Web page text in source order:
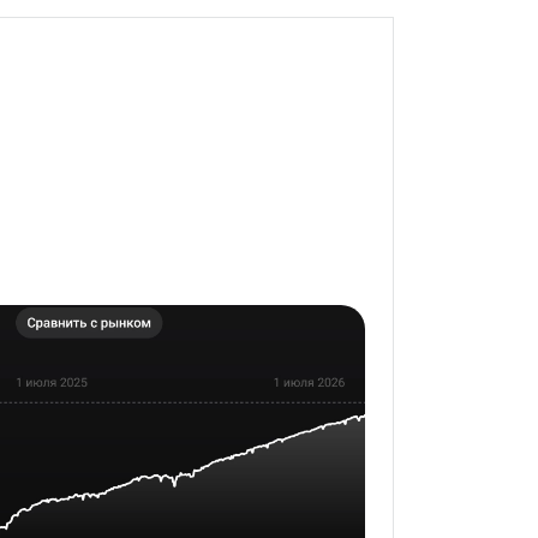
прогнозируемый уровень 17%++
счета должен быть кратен так